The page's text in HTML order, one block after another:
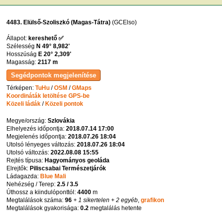
4483. Elülső-Szoliszkó (Magas-Tátra) (GCElso)
Állapot: kereshető ✅
Szélesség N 49° 8,982'
Hosszúság E 20° 2,309'
Magasság:2117 m
Térképen:TuHu /OSM /GMaps
Koordináták letöltése GPS-be
Közeli ládák /Közeli pontok
Megye/ország:Szlovákia
Elhelyezés időpontja:2018.07.14 17:00
Megjelenés időpontja:2018.07.26 18:04
Utolsó lényeges változás:2018.07.26 18:04
Utolsó változás:2022.08.08 15:55
Rejtés típusa:Hagyományos geoláda
Elrejtők:Piliscsabai Természetjárók
Ládagazda:Blue Mali
Nehézség / Terep:2.5 / 3.5
Úthossz a kiindulóponttól:4400 m
Megtalálások száma:96 + 1 sikertelen + 2 egyéb ,grafikon
Megtalálások gyakorisága:0.2 megtalálás hetente